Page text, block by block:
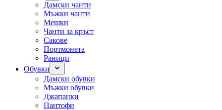
Дамски чанти
Мъжки чанти
Мешки
Чанти за кръст
Сакове
Портмонета
Раници
Обувки
Дамски обувки
Мъжки обувки
Джапанки
Пантофи